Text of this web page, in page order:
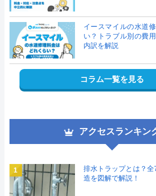
イースマイルの水道
い？トラブル別の費
内訳を解説
コラム一覧を見る
アクセスランキン
1
排水トラップとは？
造を図解で解説！